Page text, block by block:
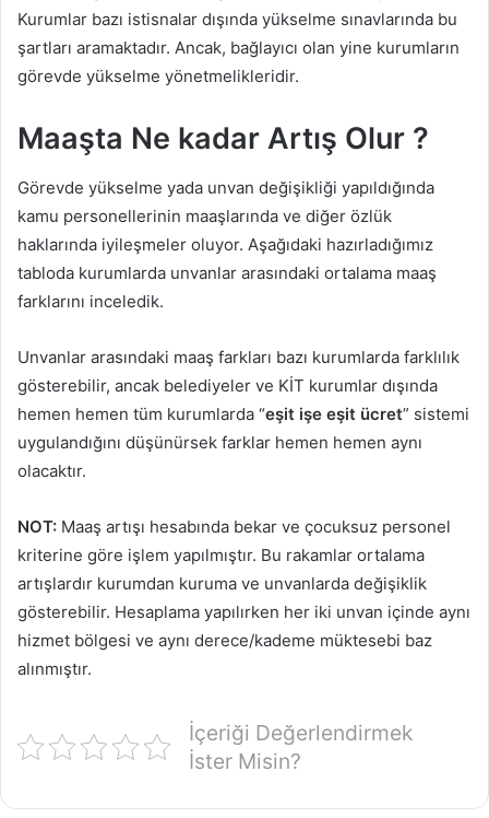
Kurumlar bazı istisnalar dışında yükselme sınavlarında bu
şartları aramaktadır. Ancak, bağlayıcı olan yine kurumların
görevde yükselme yönetmelikleridir.
Maaşta Ne kadar Artış Olur ?
Görevde yükselme yada unvan değişikliği yapıldığında
kamu personellerinin maaşlarında ve diğer özlük
haklarında iyileşmeler oluyor. Aşağıdaki hazırladığımız
tabloda kurumlarda unvanlar arasındaki ortalama maaş
farklarını inceledik.
Unvanlar arasındaki maaş farkları bazı kurumlarda farklılık
gösterebilir, ancak belediyeler ve KİT kurumlar dışında
hemen hemen tüm kurumlarda “eşit işe eşit ücret” sistemi
uygulandığını düşünürsek farklar hemen hemen aynı
olacaktır.
NOT: Maaş artışı hesabında bekar ve çocuksuz personel
kriterine göre işlem yapılmıştır. Bu rakamlar ortalama
artışlardır kurumdan kuruma ve unvanlarda değişiklik
gösterebilir. Hesaplama yapılırken her iki unvan içinde aynı
hizmet bölgesi ve aynı derece/kademe müktesebi baz
alınmıştır.
İçeriği Değerlendirmek
İster Misin?